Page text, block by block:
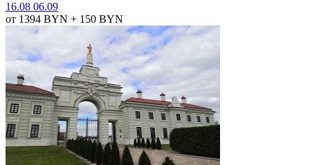
16.08 06.09
от 1394 BYN + 150 BYN